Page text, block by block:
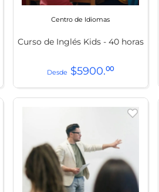
Centro de Idiomas
Curso de Inglés Kids - 40 horas
$5900.00